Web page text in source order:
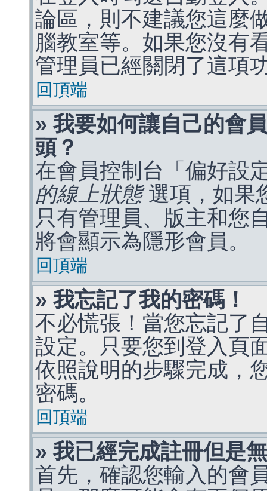
論區，則不建議您這麼
腦教室等。如果您沒有
管理員已經關閉了這項
回頂端
» 我要如何讓自己的會
頭？
在會員控制台「偏好設
的線上狀態選項，如果
只有管理員、版主和您
將會顯示為隱形會員。
回頂端
» 我忘記了我的密碼！
不必慌張！當您忘記了
設定。只要您到登入頁
依照說明的步驟完成，
密碼。
回頂端
» 我已經完成註冊但是
首先，確認您輸入的會